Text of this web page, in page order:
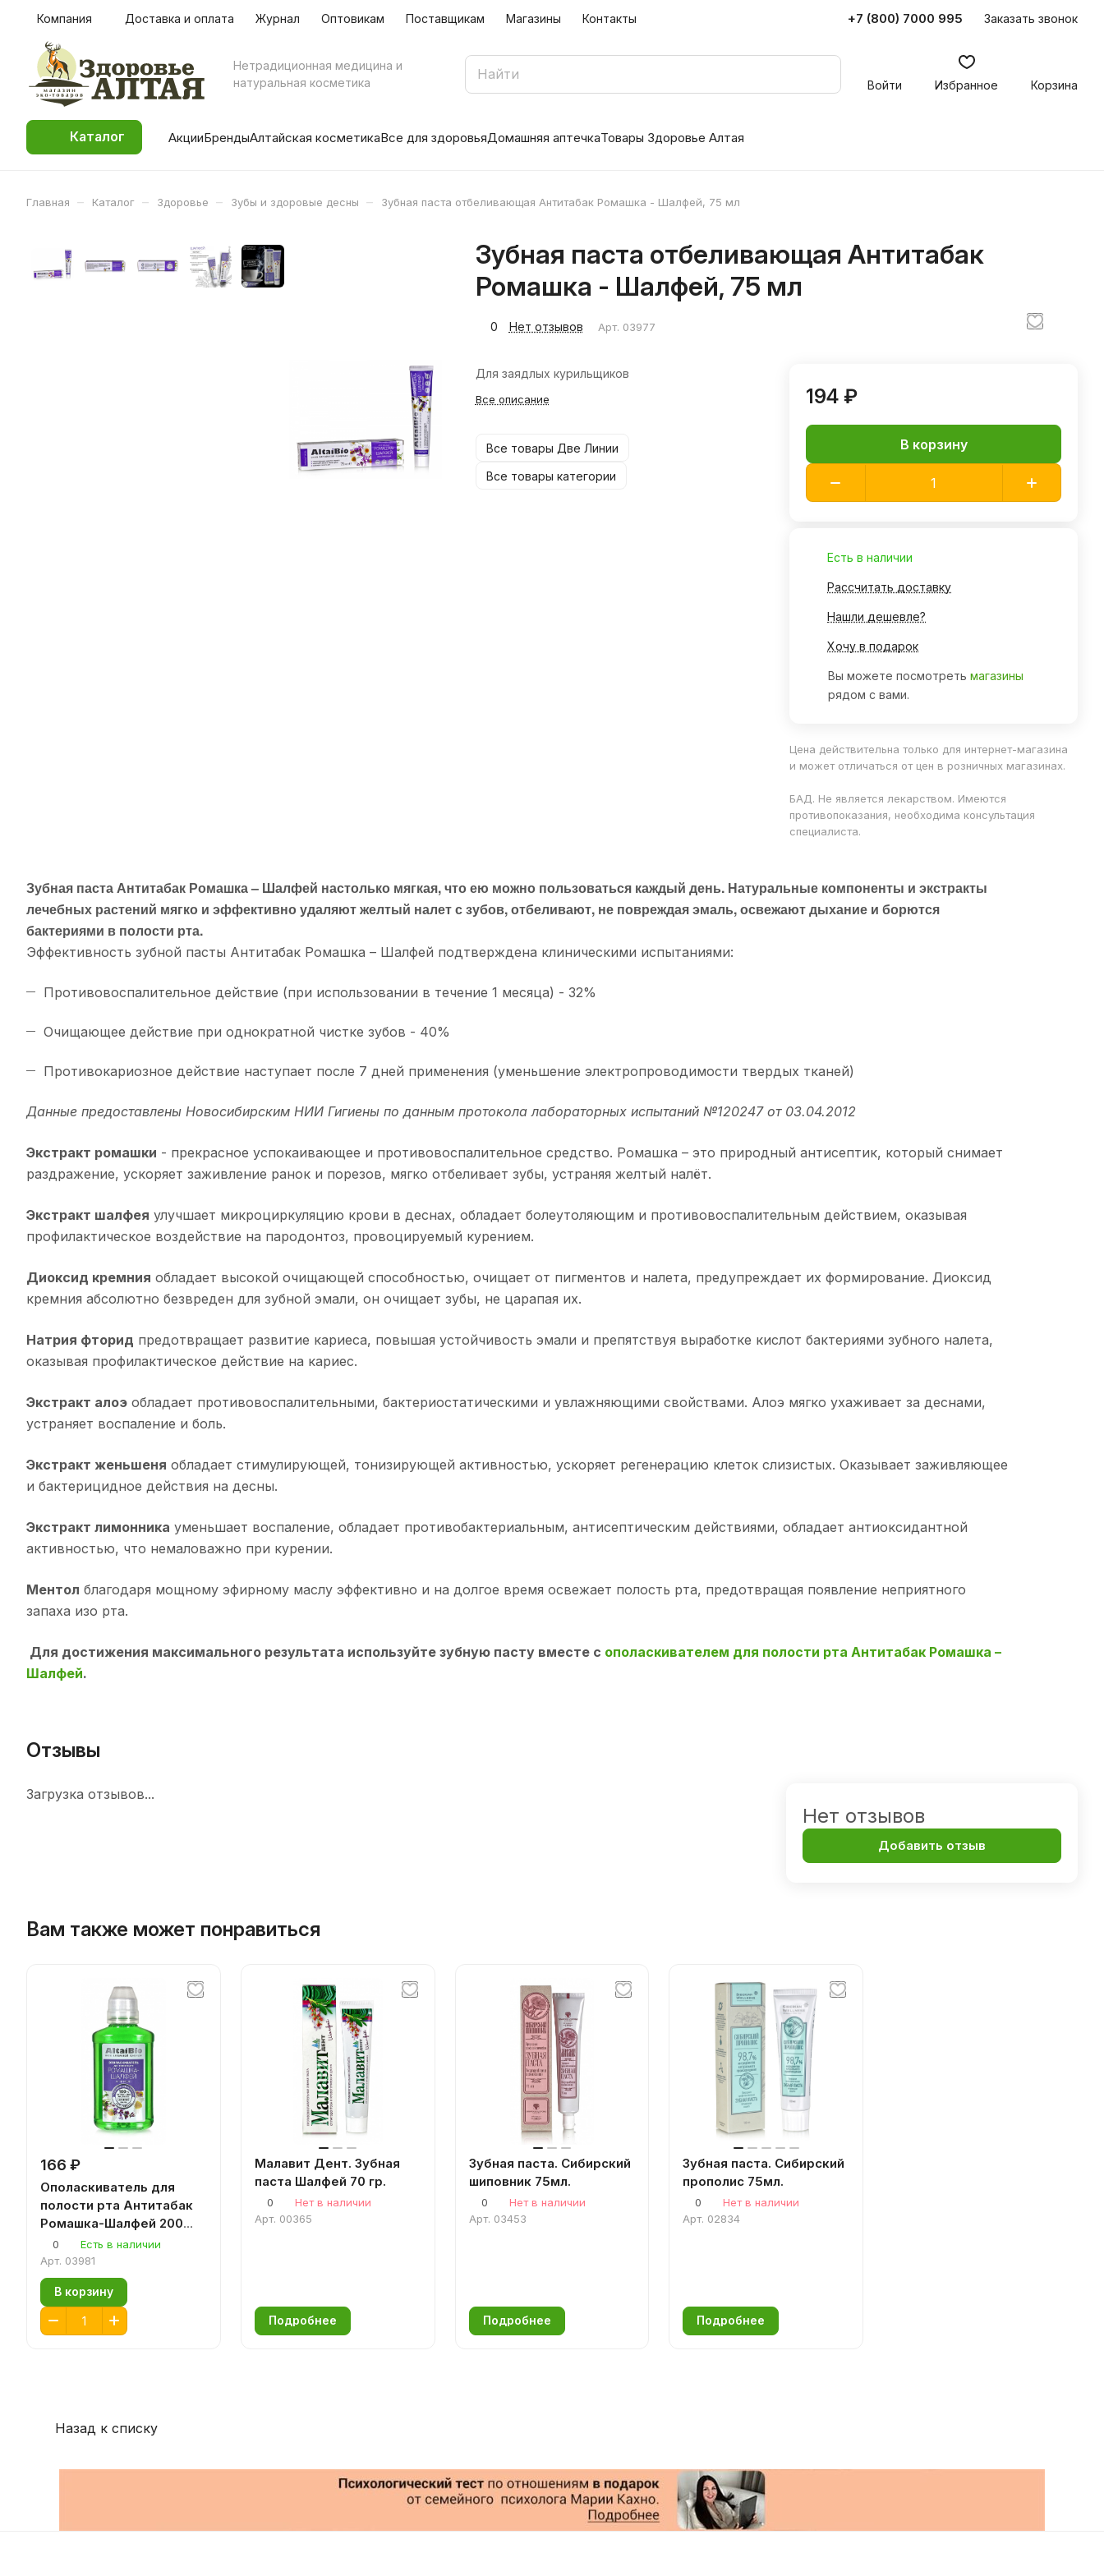
Компания Доставка и оплата Журнал Оптовикам Поставщикам Магазины Контакты +7 (800) 7000 995 Заказать звонок
Нетрадиционная медицина и
натуральная косметика
Войти Избранное Корзина
Каталог АкцииБрендыАлтайская косметикаВсе для здоровьяДомашняя аптечкаТовары Здоровье Алтая
Главная – Каталог – Здоровье – Зубы и здоровые десны – Зубная паста отбеливающая Антитабак Ромашка - Шалфей, 75 мл
Зубная паста отбеливающая Антитабак
Ромашка - Шалфей, 75 мл
0 Нет отзывов Арт. 03977
Для заядлых курильщиков
Все описание
Все товары Две Линии
Все товары категории
194 ₽
В корзину
Есть в наличии
Рассчитать доставку
Нашли дешевле?
Хочу в подарок
Вы можете посмотретьмагазины
рядом с вами.
Цена действительна только для интернет-магазина
и может отличаться от цен в розничных магазинах.
БАД. Не является лекарством. Имеются
противопоказания, необходима консультация
специалиста.
Зубная паста Антитабак Ромашка – Шалфей настолько мягкая, что ею можно пользоваться каждый день. Натуральные компоненты и экстракты
лечебных растений мягко и эффективно удаляют желтый налет с зубов, отбеливают, не повреждая эмаль, освежают дыхание и борются
бактериями в полости рта.
Эффективность зубной пасты Антитабак Ромашка – Шалфей подтверждена клиническими испытаниями:
Противовоспалительное действие (при использовании в течение 1 месяца) - 32%
Очищающее действие при однократной чистке зубов - 40%
Противокариозное действие наступает после 7 дней применения (уменьшение электропроводимости твердых тканей)
Данные предоставлены Новосибирским НИИ Гигиены по данным протокола лабораторных испытаний №120247 от 03.04.2012
Экстракт ромашки - прекрасное успокаивающее и противовоспалительное средство. Ромашка – это природный антисептик, который снимает
раздражение, ускоряет заживление ранок и порезов, мягко отбеливает зубы, устраняя желтый налёт.
Экстракт шалфея улучшает микроциркуляцию крови в деснах, обладает болеутоляющим и противовоспалительным действием, оказывая
профилактическое воздействие на пародонтоз, провоцируемый курением.
Диоксид кремния обладает высокой очищающей способностью, очищает от пигментов и налета, предупреждает их формирование. Диоксид
кремния абсолютно безвреден для зубной эмали, он очищает зубы, не царапая их.
Натрия фторид предотвращает развитие кариеса, повышая устойчивость эмали и препятствуя выработке кислот бактериями зубного налета,
оказывая профилактическое действие на кариес.
Экстракт алоэ обладает противовоспалительными, бактериостатическими и увлажняющими свойствами. Алоэ мягко ухаживает за деснами,
устраняет воспаление и боль.
Экстракт женьшеня обладает стимулирующей, тонизирующей активностью, ускоряет регенерацию клеток слизистых. Оказывает заживляющее
и бактерицидное действия на десны.
Экстракт лимонника уменьшает воспаление, обладает противобактериальным, антисептическим действиями, обладает антиоксидантной
активностью, что немаловажно при курении.
Ментол благодаря мощному эфирному маслу эффективно и на долгое время освежает полость рта, предотвращая появление неприятного
запаха изо рта.
Для достижения максимального результата используйте зубную пасту вместе с ополаскивателем для полости рта Антитабак Ромашка –
Шалфей.
Отзывы
Загрузка отзывов...
Нет отзывов
Добавить отзыв
Вам также может понравиться
166 ₽
Ополаскиватель для
полости рта Антитабак
Ромашка-Шалфей 200
мл.
0
Есть в наличии
Арт. 03981
В корзину
Малавит Дент. Зубная
паста Шалфей 70 гр.
0
Нет в наличии
Арт. 00365
Подробнее
Зубная паста. Сибирский
шиповник 75мл.
0
Нет в наличии
Арт. 03453
Подробнее
Зубная паста. Сибирский
прополис 75мл.
0
Нет в наличии
Арт. 02834
Подробнее
Назад к списку